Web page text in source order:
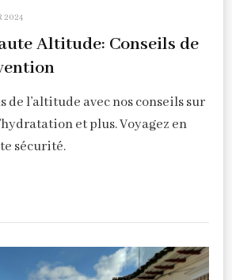
2024
Altitude: Conseils de
de l’altitude avec nos conseils sur
et plus. Voyagez en
sécurité.